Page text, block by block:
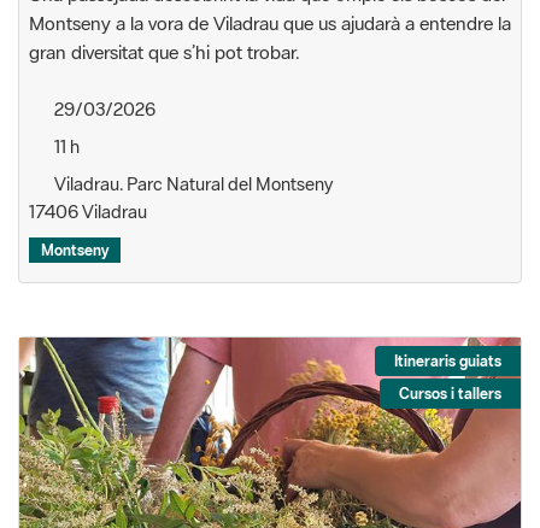
Montseny a la vora de Viladrau que us ajudarà a entendre la
gran diversitat que s’hi pot trobar.
29/03/2026
11 h
Viladrau. Parc Natural del Montseny
17406 Viladrau
Montseny
Itineraris guiats
Cursos i tallers